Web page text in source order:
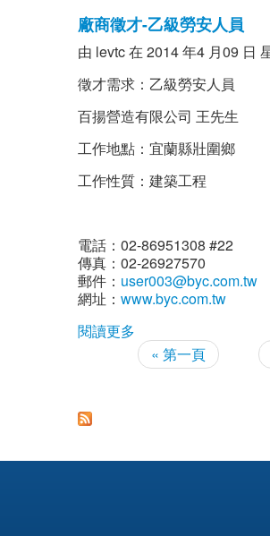
廠商徵才-乙級勞安人員
由 levtc在 2014 年4 月09 日
徵才需求：乙級勞安人員
百揚營造有限公司 王先生
工作地點：宜蘭縣壯圍鄉
工作性質：建築工程
電話：02-86951308 #22
傳真：02-26927570
郵件： user003@byc.com.tw
網址： www.byc.com.tw
閱讀更多
« 第一頁